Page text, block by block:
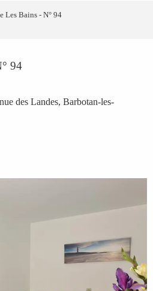
Les Bains - N° 94
94
des Landes, Barbotan-les-